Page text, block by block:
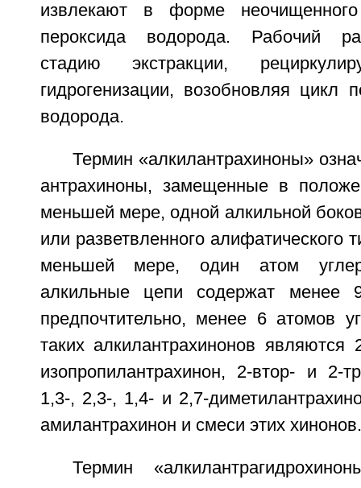
извлекают в форме
пероксида водорода. Рабочий
стадию экстракции,
гидрогенизации, возобновляя цикл
водорода.
Термин «алкилантрахиноны»
антрахиноны, замещенные в
меньшей мере, одной алкильной
или разветвленного алифатического
меньшей мере, один атом
алкильные цепи содержат менее
предпочтительно, менее 6 атомов
таких алкилантрахинонов являются
изопропилантрахинон, 2-втор- и 2-
1,3-, 2,3-, 1,4- и 2,7-
амилантрахинон и смеси этих хинонов.
Термин